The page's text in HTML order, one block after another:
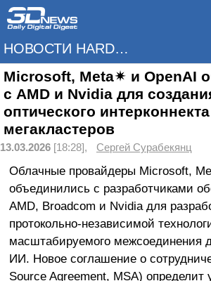
НОВОСТИ HARDWARE
Microsoft, Meta✴ и OpenAI
с AMD и Nvidia для
оптического
мегакластеров
13.03.2026 [18:28], Сергей Сурабекянц
Облачные провайдеры Microsoft,
объединились с разработчиками
AMD, Broadcom и Nvidia для
протокольно-независимой
масштабируемого межсоединения
ИИ. Новое соглашение о
Source Agreement, MSA) определит